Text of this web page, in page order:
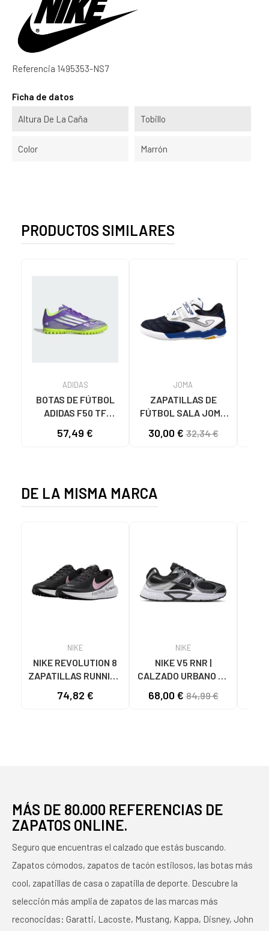
Referencia 1495353-NS7
Ficha de datos
Altura De La Caña Tobillo
Color Marrón
PRODUCTOS SIMILARES
ADIDAS
BOTAS DE FÚTBOL
ADIDAS F50 TF
VIOLETA
57,49 €
JOMA
ZAPATILLAS DE
FÚTBOL SALA JOMA
CON VELCRO MRNBLC
30,00 €32,34 €
DE LA MISMA MARCA
NIKE
NIKE REVOLUTION 8
ZAPATILLAS RUNNING
NEGRO-ROSA NAN
74,82 €
NIKE
NIKE V5 RNR |
CALZADO URBANO DE
VARIOS COLORES
68,00 €84,99 €
MÁS DE 80.000 REFERENCIAS DE
ZAPATOS ONLINE.
Seguro que encuentras el calzado que estás buscando.
Zapatos cómodos, zapatos de tacón estilosos, las botas más
cool, zapatillas de casa o zapatilla de deporte. Descubre la
selección más amplia de zapatos de las marcas más
reconocidas: Garatti, Lacoste, Mustang, Kappa, Disney, John